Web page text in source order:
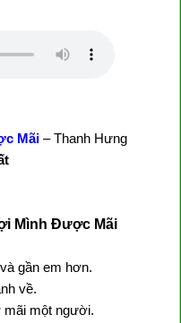
Mãi – Thanh Hưng
Mình Được Mãi
gần em hơn.
về.
mãi một người.